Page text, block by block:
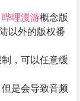
哔哩漫游概念版
以外的版权番
，可以任意缓
是会导致音频